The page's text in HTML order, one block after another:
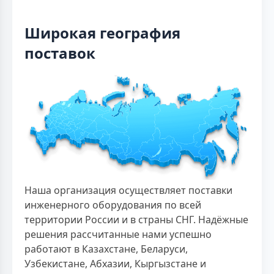
Широкая география
поставок
Наша организация осуществляет поставки
инженерного оборудования по всей
территории России и в страны СНГ. Надёжные
решения рассчитанные нами успешно
работают в Казахстане, Беларуси,
Узбекистане, Абхазии, Кыргызстане и